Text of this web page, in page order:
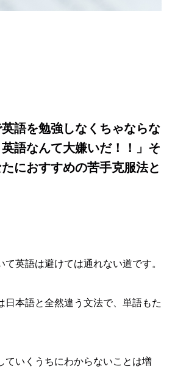
英語を勉強しなくちゃならな
語なんて大嫌いだ！！」そ
におすすめの苦手克服法と
て英語は避けては通れない道です。
日本語と全然違う文法で、単語もた
ていくうちにわからないことは増